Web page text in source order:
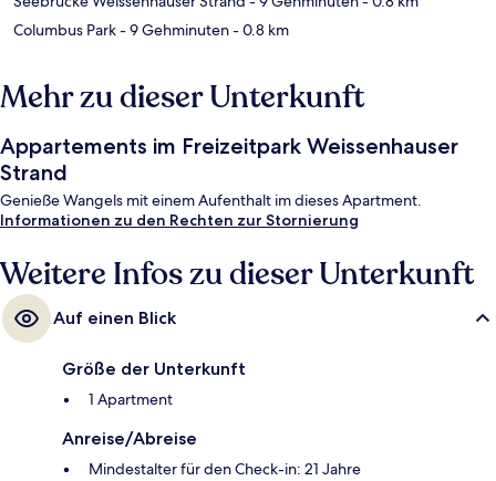
Columbus Park- 9 Gehminuten- 0.8 km
Mehr zu dieser Unterkunft
Appartements im Freizeitpark Weissenhauser
Strand
Genieße Wangels mit einem Aufenthalt im dieses Apartment.
Informationen zu den Rechten zur Stornierung
Weitere Infos zu dieser Unterkunft
Auf einen Blick
Größe der Unterkunft
1 Apartment
Anreise/Abreise
Mindestalter für den Check-in: 21 Jahre